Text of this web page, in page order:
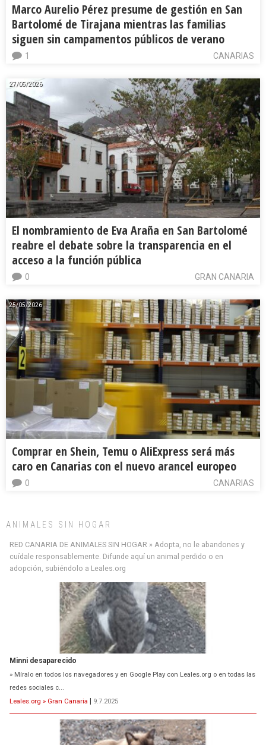
Marco Aurelio Pérez presume de gestión en San
Bartolomé de Tirajana mientras las familias
siguen sin campamentos públicos de verano
CANARIAS
1
27/05/2026
El nombramiento de Eva Araña en San Bartolomé
reabre el debate sobre la transparencia en el
acceso a la función pública
GRAN CANARIA
0
25/05/2026
Comprar en Shein, Temu o AliExpress será más
caro en Canarias con el nuevo arancel europeo
CANARIAS
0
ANIMALES SIN HOGAR
RED CANARIA DE ANIMALES SIN HOGAR » Adopta, no le abandones y
cuídale responsablemente. Difunde aquí un animal perdido o en
adopción, subiéndolo a Leales.org
Minni desaparecido
» Míralo en todos los navegadores y en Google Play con Leales.org o en todas las
redes sociales c...
Leales.org » Gran Canaria | 9.7.2025
Siami Perdida
Se llama Siami,es hembra de 4 años,esterilizada con marca de
oreja,cariñosa,mimosa pero miedosa,e...
Leales.org » Gran Canaria | 9.7.2025